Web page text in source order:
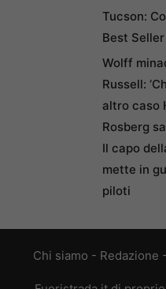
Tucson:
Best
Wolff
Russell:
altro caso
Rosberg
Il capo
mette in
piloti
Chi siamo - Redazione -